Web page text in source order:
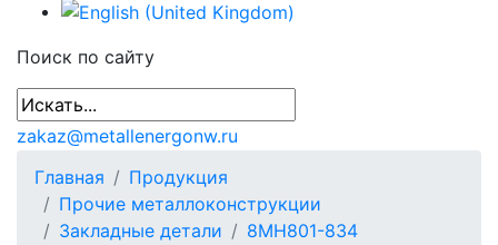
Поиск по сайту
zakaz@metallenergonw.ru
Главная
Продукция
Прочие металлоконструкции
Закладные детали
8МН801-834